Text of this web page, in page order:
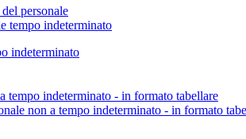
personale
tempo indeterminato
indeterminato
tempo indeterminato - in formato tabellare
non a tempo indeterminato - in formato